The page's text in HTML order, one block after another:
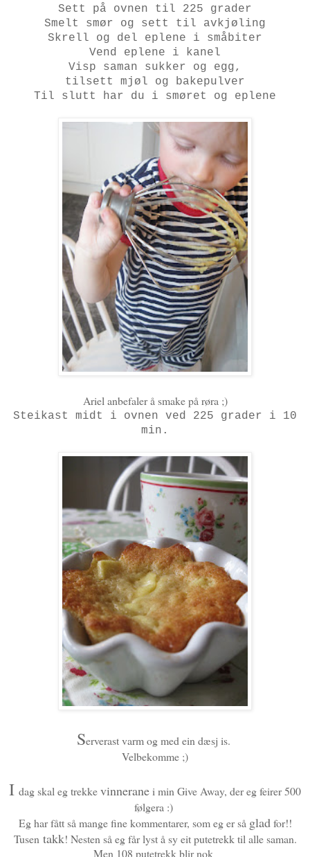
Sett på ovnen til 225 grader
Smelt smør og sett til avkjøling
Skrell og del eplene i småbiter
Vend eplene i kanel
Visp saman sukker og egg,
tilsett mjøl og bakepulver
Til slutt har du i smøret og eplene
Ariel anbefaler å smake på røra ;)
Steikast midt i ovnen ved 225 grader i 10
min.
Serverast varm og med ein dæsj is.
Velbekomme ;)
I dag skal eg trekkevinneranei min Give Away, der eg feirer 500
følgera :)
Eg har fått så mange fine kommentarer, som eg er så gladfor!!
Tusentakk! Nesten så eg får lyst å sy eit putetrekk til alle saman.
Men 108 putetrekk blir nok